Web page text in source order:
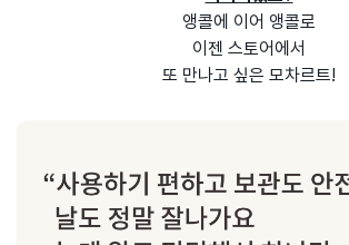
앵콜에 이어 앵콜로
이젠 스토어에서
또 만나고 싶은 모차르트!